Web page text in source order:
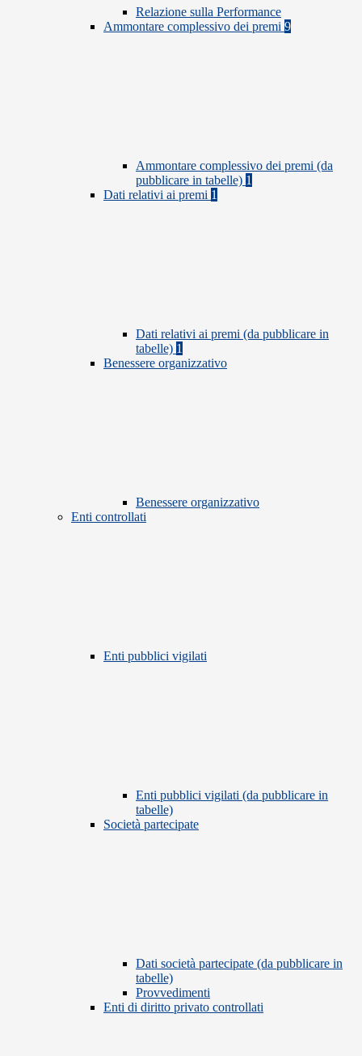
Relazione sulla Performance
Ammontare complessivo dei premi 9
Ammontare complessivo dei premi (da
pubblicare in tabelle) 1
Dati relativi ai premi 1
Dati relativi ai premi (da pubblicare in
tabelle) 1
Benessere organizzativo
Benessere organizzativo
Enti controllati
Enti pubblici vigilati
Enti pubblici vigilati (da pubblicare in
tabelle)
Società partecipate
Dati società partecipate (da pubblicare in
tabelle)
Provvedimenti
Enti di diritto privato controllati